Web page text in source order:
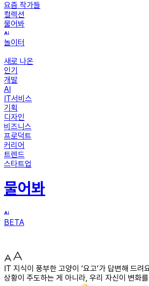
요즘 작가들
컬렉션
물어봐
놀이터
새로 나온
인기
개발
AI
IT서비스
기획
디자인
비즈니스
프로덕트
커리어
트렌드
스타트업
물어봐
BETA
IT 지식이 풍부한 고양이 ‘요고’가 답변해 드
상황이 주도하는 게 아니라, 우리 자신이 변화